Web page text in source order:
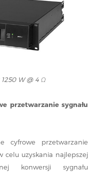
W @ 4 Ω
przetwarzanie sygnału
cyfrowe przetwarzanie
celu uzyskania najlepszej
konwersji sygnału